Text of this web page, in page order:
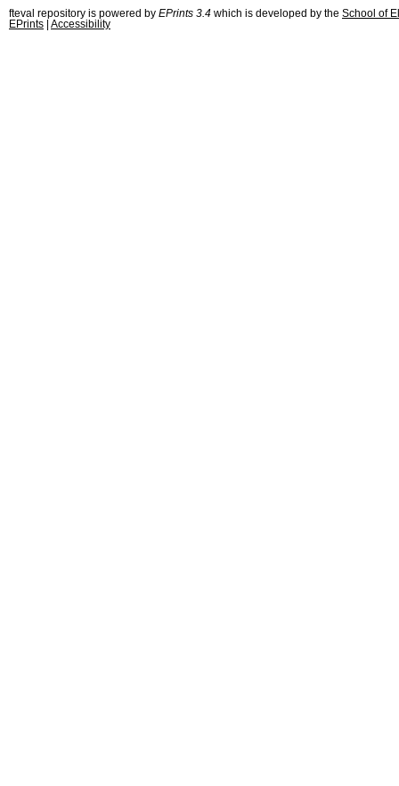
fteval repository is powered by EPrints 3.4 which is developed by the School of
EPrints
Accessibility